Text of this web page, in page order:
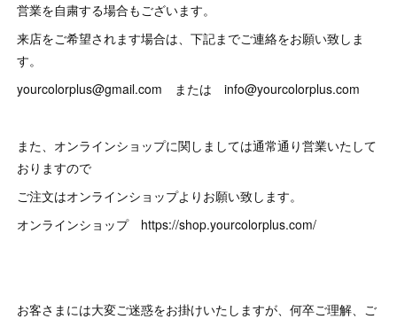
営業を自粛する場合もございます。
来店をご希望されます場合は、下記までご連絡をお願い致しま
す。
yourcolorplus@gmail.com または info@yourcolorplus.com
また、オンラインショップに関しましては通常通り営業いたして
おりますので
ご注文はオンラインショップよりお願い致します。
オンラインショップ https://shop.yourcolorplus.com/
お客さまには大変ご迷惑をお掛けいたしますが、何卒ご理解、ご